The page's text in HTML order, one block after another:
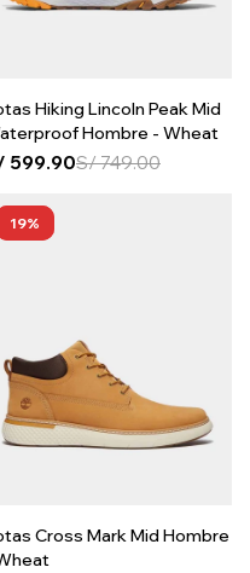
Hiking Lincoln Peak Mid
Hombre - Wheat
599.90S/749.00
19
Cross Mark Mid Hombre